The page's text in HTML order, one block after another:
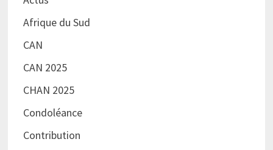
Afrique du Sud
CAN
CAN 2025
CHAN 2025
Condoléance
Contribution